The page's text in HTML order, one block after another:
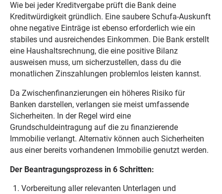
Wie bei jeder Kreditvergabe prüft die Bank deine
Kreditwürdigkeit gründlich. Eine saubere Schufa-Auskunft
ohne negative Einträge ist ebenso erforderlich wie ein
stabiles und ausreichendes Einkommen. Die Bank erstellt
eine Haushaltsrechnung, die eine positive Bilanz
ausweisen muss, um sicherzustellen, dass du die
monatlichen Zinszahlungen problemlos leisten kannst.
Da Zwischenfinanzierungen ein höheres Risiko für
Banken darstellen, verlangen sie meist umfassende
Sicherheiten. In der Regel wird eine
Grundschuldeintragung auf die zu finanzierende
Immobilie verlangt. Alternativ können auch Sicherheiten
aus einer bereits vorhandenen Immobilie genutzt werden.
Der Beantragungsprozess in 6 Schritten:
Vorbereitung aller relevanten Unterlagen und